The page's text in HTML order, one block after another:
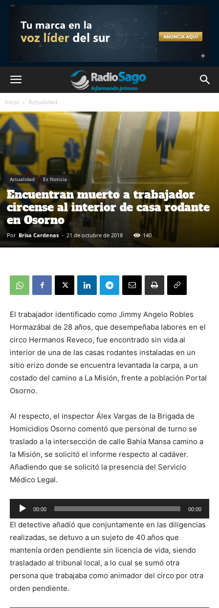
Inicio Actualidad
Actualidad Es Noticia
Encuentran muerto a trabajador
circense al interior de casa rodante
en Osorno
Por Brisa Cardenas - 21 de octubre de 2018 140
El trabajador identificado como Jimmy Angelo Robles
Hormazábal de 28 años, que desempeñaba labores en el
circo Hermanos Reveco, fue encontrado sin vida al
interior de una de las casas rodantes instaladas en un
sitio erizo donde se encuentra levantada la carpa, a un
costado del camino a La Misión, frente a población Portal
Osorno.
Al respecto, el inspector Álex Vargas de la Brigada de
Homicidios Osorno comentó que personal de turno se
traslado a la intersección de calle Bahía Mansa camino a
la Misión, se solicitó el informe respecto al cadáver.
Añadiendo que se solicitó la presencia del Servicio
Médico Legal.
Reproductor
de
audio
00:00 00:00
El detective añadió que conjuntamente en las diligencias
realizadas, se detuvo a un sujeto de 40 años que
mantenía orden pendiente sin licencia de vida, siendo
trasladado al tribunal local, a lo cual se sumó otra
persona que trabajaba como animador del circo por otra
orden pendiente.